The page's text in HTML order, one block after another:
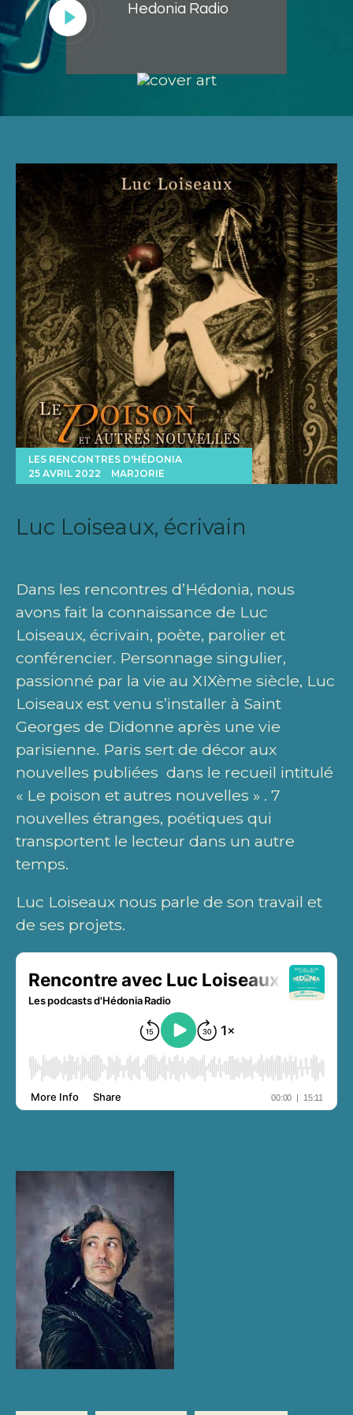
Hedonia Radio
LES RENCONTRES D'HÉDONIA
25 AVRIL 2022
MARJORIE
Luc Loiseaux, écrivain
Dans les rencontres d’Hédonia, nous
avons fait la connaissance de Luc
Loiseaux, écrivain, poète, parolier et
conférencier. Personnage singulier,
passionné par la vie au XIXème siècle, Luc
Loiseaux est venu s’installer à Saint
Georges de Didonne après une vie
parisienne. Paris sert de décor aux
nouvelles publiées dans le recueil intitulé
« Le poison et autres nouvelles » . 7
nouvelles étranges, poétiques qui
transportent le lecteur dans un autre
temps.
Luc Loiseaux nous parle de son travail et
de ses projets.